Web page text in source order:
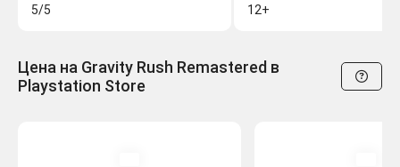
5/5
12+
Цена на Gravity Rush Remastered в
Playstation Store